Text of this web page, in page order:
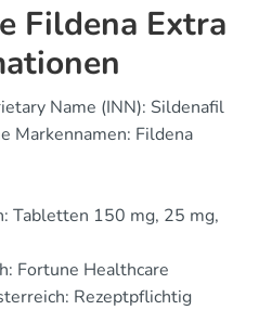
Fildena Extra
Name (INN): Sildenafil
Markennamen: Fildena
Tabletten 150 mg, 25 mg,
Fortune Healthcare
Rezeptpflichtig